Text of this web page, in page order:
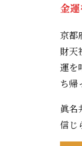
金
京都
財天
運を
ち帰
眞名
信じ